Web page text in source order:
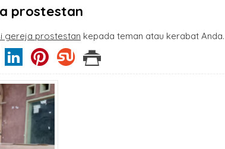
prostestan
gereja prostestan kepada teman atau kerabat Anda.